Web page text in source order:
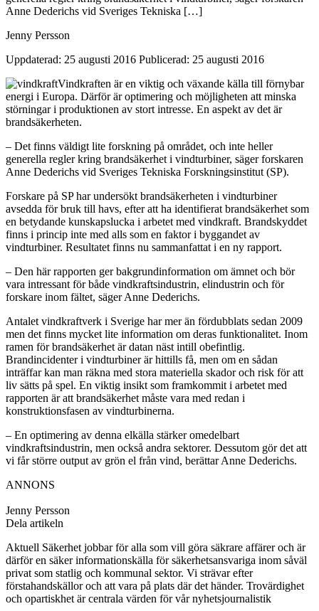
Anne Dederichs vid Sveriges Tekniska […]
Jenny Persson
Uppdaterad: 25 augusti 2016 Publicerad: 25 augusti 2016
Vindkraften är en viktig och växande källa till förnybar
energi i Europa. Därför är optimering och möjligheten att minska
störningar i produktionen av stort intresse. En aspekt av det är
brandsäkerheten.
– Det finns väldigt lite forskning på området, och inte heller
generella regler kring brandsäkerhet i vindturbiner, säger forskaren
Anne Dederichs vid Sveriges Tekniska Forskningsinstitut (SP).
Forskare på SP har undersökt brandsäkerheten i vindturbiner
avsedda för bruk till havs, efter att ha identifierat brandsäkerhet som
en betydande kunskapslucka i arbetet med vindkraft. Brandskyddet
finns i princip inte med alls som en faktor i byggandet av
vindturbiner. Resultatet finns nu sammanfattat i en ny rapport.
– Den här rapporten ger bakgrundinformation om ämnet och bör
vara intressant för både vindkraftsindustrin, elindustrin och för
forskare inom fältet, säger Anne Dederichs.
Antalet vindkraftverk i Sverige har mer än fördubblats sedan 2009
men det finns mycket lite information om deras funktionalitet. Inom
ramen för brandsäkerhet är datan näst intill obefintlig.
Brandincidenter i vindturbiner är hittills få, men om en sådan
inträffar kan man räkna med stora materiella skador och risk för att
liv sätts på spel. En viktig insikt som framkommit i arbetet med
rapporten är att brandsäkerhet måste vara med redan i
konstruktionsfasen av vindturbinerna.
– En optimering av denna elkälla stärker omedelbart
vindkraftsindustrin, men också andra sektorer. Dessutom gör det att
vi får större output av grön el från vind, berättar Anne Dederichs.
ANNONS
Jenny Persson
Dela artikeln
Aktuell Säkerhet jobbar för alla som vill göra säkrare affärer och är
därför en säker informationskälla för säkerhetsansvariga inom såväl
privat som statlig och kommunal sektor. Vi strävar efter
förstahandskällor och att vara på plats där det händer. Trovärdighet
och opartiskhet är centrala värden för vår nyhetsjournalistik